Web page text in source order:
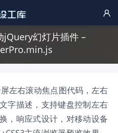

jQuery幻灯片插件 –
左右滚动焦点图代码，左右
字描述，支持键盘控制左右
，响应式设计，对移动设备